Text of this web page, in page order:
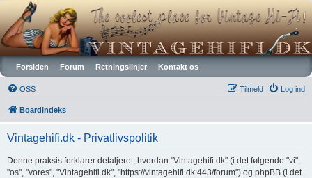
Vintagehifi.dk
Forsiden Forum Retningslinjer Kontakt os
OSS Log ind
Tilmeld
Boardindeks
Vintagehifi.dk - Privatlivspolitik
Denne praksis forklarer detaljeret, hvordan "Vintagehifi.dk" (i det følgende "vi",
"os", "vores", "Vintagehifi.dk", "https://vintagehifi.dk:443/forum") og phpBB (i det